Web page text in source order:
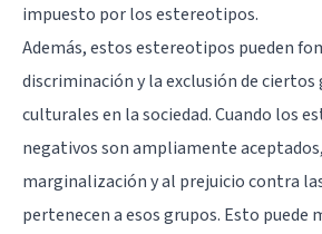
impuesto por los estereotipos.
Además, estos estereotipos pueden
discriminación y la exclusión de
culturales en la sociedad. Cuando los
negativos son ampliamente
marginalización y al prejuicio contra
pertenecen a esos grupos. Esto puede